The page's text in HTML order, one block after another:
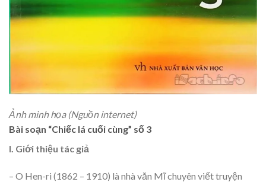
Ảnh minh họa (Nguồn internet)
Bài soạn “Chiếc lá cuối cùng” số 3
I. Giới thiệu tác giả
– O Hen-ri (1862 – 1910) là nhà văn Mĩ chuyên viết truyện